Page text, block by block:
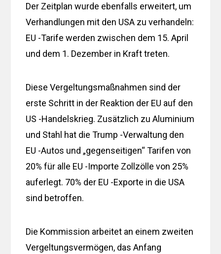
Der Zeitplan wurde ebenfalls erweitert, um
Verhandlungen mit den USA zu verhandeln:
EU -Tarife werden zwischen dem 15. April
und dem 1. Dezember in Kraft treten.
Diese Vergeltungsmaßnahmen sind der
erste Schritt in der Reaktion der EU auf den
US -Handelskrieg. Zusätzlich zu Aluminium
und Stahl hat die Trump -Verwaltung den
EU -Autos und „gegenseitigen“ Tarifen von
20% für alle EU -Importe Zollzölle von 25%
auferlegt. 70% der EU -Exporte in die USA
sind betroffen.
Die Kommission arbeitet an einem zweiten
Vergeltungsvermögen, das Anfang